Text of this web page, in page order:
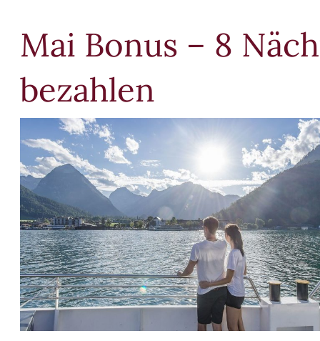
Mai Bonus – 8
bezahlen